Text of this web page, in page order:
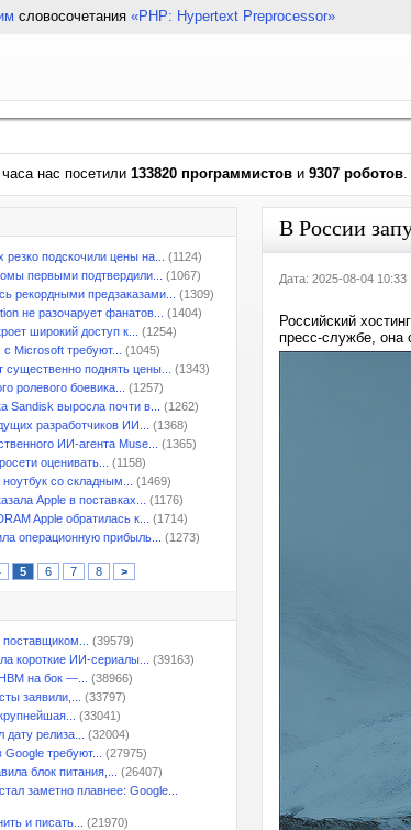
словосочетания «PHP: Hypertext Preprocessor»
нас посетили 133820 программистов и 9307 роботов.
подскочили цены на...
(1124)
первыми подтвердили...
(1067)
рекордными предзаказами...
(1309)
не разочарует фанатов...
(1404)
широкий доступ к...
(1254)
Microsoft требуют...
(1045)
существенно поднять цены...
(1343)
ролевого боевика...
(1257)
Sandisk выросла почти в...
(1262)
разработчиков ИИ...
(1368)
ИИ-агента Muse...
(1365)
оценивать...
(1158)
со складным...
(1469)
Apple в поставках...
(1176)
Apple обратилась к...
(1714)
операционную прибыль...
(1273)
5 6 7 8 >
(39579)
короткие ИИ-сериалы...
(39163)
на бок —...
(38966)
заявили,...
(33797)
(33041)
релиза...
(32004)
требуют...
(27975)
блок питания,...
(26407)
заметно плавнее: Google...
и писать...
(21970)
В России
Дата: 2025-08-04 10:33
Российский
пресс-службе, она